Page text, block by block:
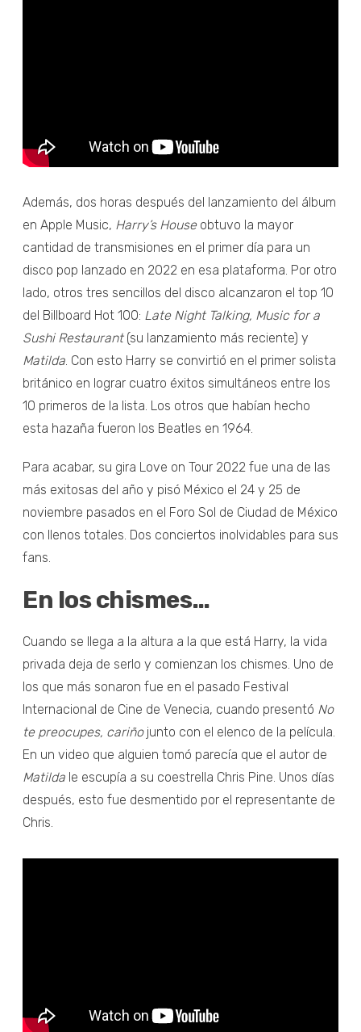
Además, dos horas después del lanzamiento del álbum
en Apple Music, Harry’s Houseobtuvo la mayor
cantidad de transmisiones en el primer día para un
disco pop lanzado en 2022 en esa plataforma. Por otro
lado, otros tres sencillos del disco alcanzaron el top 10
del Billboard Hot 100: Late Night Talking, Music for a
Sushi Restaurant(su lanzamiento más reciente) y
Matilda. Con esto Harry se convirtió en el primer solista
británico en lograr cuatro éxitos simultáneos entre los
10 primeros de la lista. Los otros que habían hecho
esta hazaña fueron los Beatles en 1964.
Para acabar, su gira Love on Tour 2022 fue una de las
más exitosas del año y pisó México el 24 y 25 de
noviembre pasados en el Foro Sol de Ciudad de México
con llenos totales. Dos conciertos inolvidables para sus
fans.
En los chismes…
Cuando se llega a la altura a la que está Harry, la vida
privada deja de serlo y comienzan los chismes. Uno de
los que más sonaron fue en el pasado Festival
Internacional de Cine de Venecia, cuando presentó No
te preocupes, cariñojunto con el elenco de la película.
En un video que alguien tomó parecía que el autor de
Matilda le escupía a su coestrella Chris Pine. Unos días
después, esto fue desmentido por el representante de
Chris.